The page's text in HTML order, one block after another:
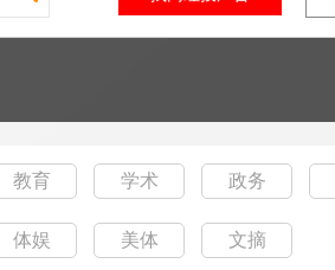
教育 学术 政务
体娱 美体 文摘